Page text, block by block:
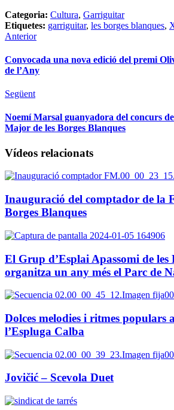
Categoria: Cultura, Garriguitar
Etiquetes: garriguitar, les borges blanques,
Anterior
Convocada una nova edició del premi
de l’Any
Següent
Noemí Marsal guanyadora del concurs
Major de les Borges Blanques
Vídeos relacionats
Inauguració del comptador de la
Borges Blanques
El Grup d’Esplai Apassomi de les
organitza un any més el Parc de
Dolces melodies i ritmes populars
l’Espluga Calba
Jovičić – Scevola Duet